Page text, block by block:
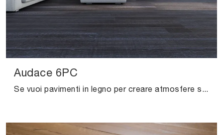
Audace 6PC
Se vuoi pavimenti in legno per creare atmosfere suggestive, clicca e scopri di più sul modello Audace 6PC di Salis!